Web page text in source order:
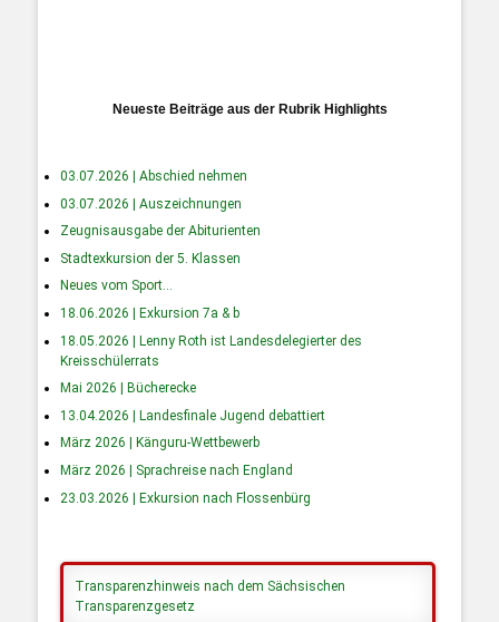
Neueste Beiträge aus der Rubrik Highlights
03.07.2026 | Abschied nehmen
03.07.2026 | Auszeichnungen
Zeugnisausgabe der Abiturienten
Stadtexkursion der 5. Klassen
Neues vom Sport…
18.06.2026 | Exkursion 7a & b
18.05.2026 | Lenny Roth ist Landesdelegierter des
Kreisschülerrats
Mai 2026 | Bücherecke
13.04.2026 | Landesfinale Jugend debattiert
März 2026 | Känguru-Wettbewerb
März 2026 | Sprachreise nach England
23.03.2026 | Exkursion nach Flossenbürg
Transparenzhinweis nach dem Sächsischen
Transparenzgesetz